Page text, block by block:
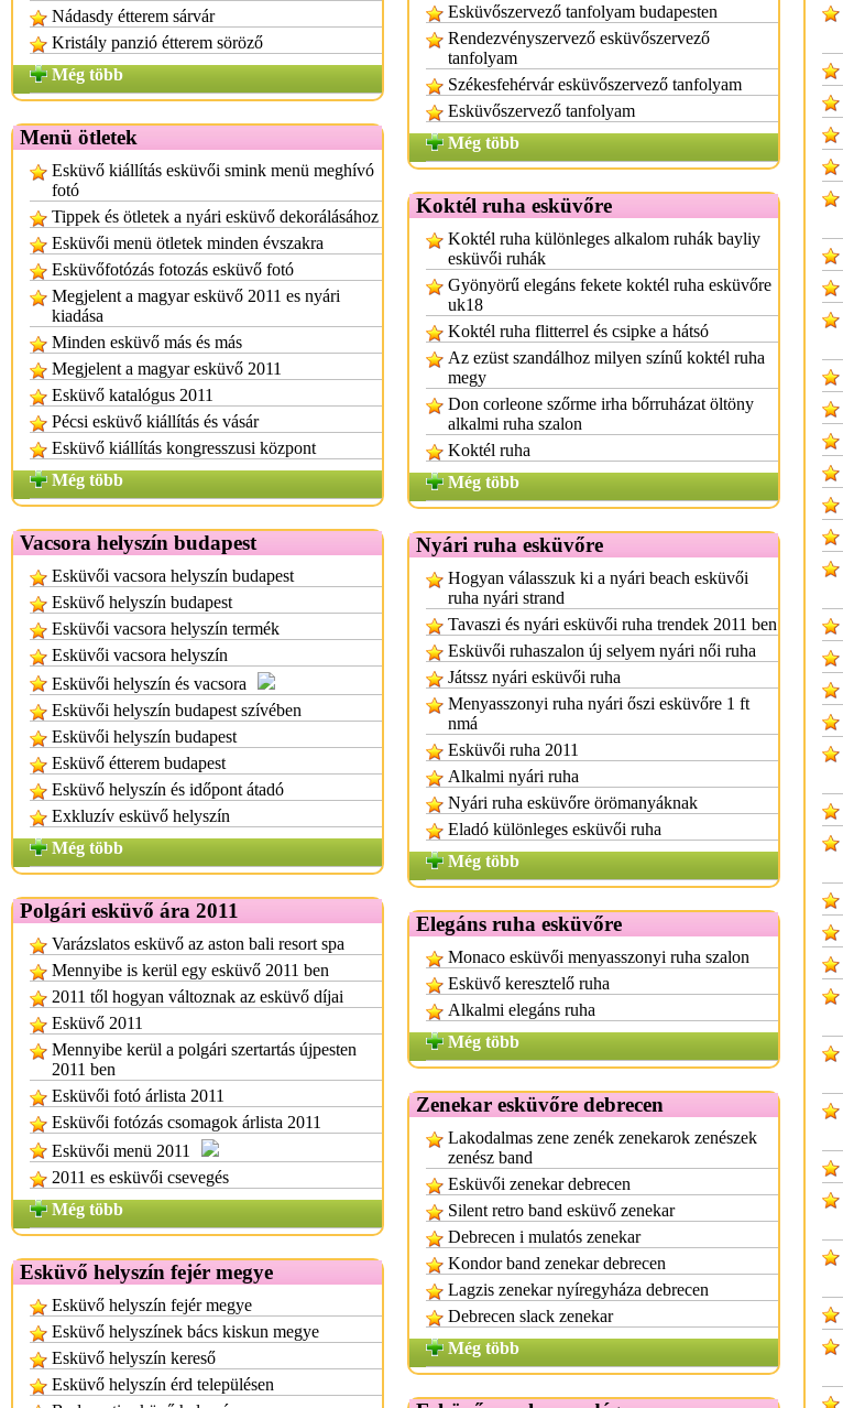
Nádasdy étterem sárvár
Kristály panzió étterem söröző
Még több
Menü ötletek
Esküvő kiállítás esküvői smink menü meghívó
fotó
Tippek és ötletek a nyári esküvő dekorálásához
Esküvői menü ötletek minden évszakra
Esküvőfotózás fotozás esküvő fotó
Megjelent a magyar esküvő 2011 es nyári
kiadása
Minden esküvő más és más
Megjelent a magyar esküvő 2011
Esküvő katalógus 2011
Pécsi esküvő kiállítás és vásár
Esküvő kiállítás kongresszusi központ
Még több
Vacsora helyszín budapest
Esküvői vacsora helyszín budapest
Esküvő helyszín budapest
Esküvői vacsora helyszín termék
Esküvői vacsora helyszín
Esküvői helyszín és vacsora
Esküvői helyszín budapest szívében
Esküvői helyszín budapest
Esküvő étterem budapest
Esküvő helyszín és időpont átadó
Exkluzív esküvő helyszín
Még több
Polgári esküvő ára 2011
Varázslatos esküvő az aston bali resort spa
Mennyibe is kerül egy esküvő 2011 ben
2011 től hogyan változnak az esküvő díjai
Esküvő 2011
Mennyibe kerül a polgári szertartás újpesten
2011 ben
Esküvői fotó árlista 2011
Esküvői fotózás csomagok árlista 2011
Esküvői menü 2011
2011 es esküvői csevegés
Még több
Esküvő helyszín fejér megye
Esküvő helyszín fejér megye
Esküvő helyszínek bács kiskun megye
Esküvő helyszín kereső
Esküvő helyszín érd településen
Esküvőszervező tanfolyam budapesten
Rendezvényszervező esküvőszervező
tanfolyam
Székesfehérvár esküvőszervező tanfolyam
Esküvőszervező tanfolyam
Még több
Koktél ruha esküvőre
Koktél ruha különleges alkalom ruhák bayliy
esküvői ruhák
Gyönyörű elegáns fekete koktél ruha esküvőre
uk18
Koktél ruha flitterrel és csipke a hátsó
Az ezüst szandálhoz milyen színű koktél ruha
megy
Don corleone szőrme irha bőrruházat öltöny
alkalmi ruha szalon
Koktél ruha
Még több
Nyári ruha esküvőre
Hogyan válasszuk ki a nyári beach esküvői
ruha nyári strand
Tavaszi és nyári esküvői ruha trendek 2011 ben
Esküvői ruhaszalon új selyem nyári női ruha
Játssz nyári esküvői ruha
Menyasszonyi ruha nyári őszi esküvőre 1 ft
nmá
Esküvői ruha 2011
Alkalmi nyári ruha
Nyári ruha esküvőre örömanyáknak
Eladó különleges esküvői ruha
Még több
Elegáns ruha esküvőre
Monaco esküvői menyasszonyi ruha szalon
Esküvő keresztelő ruha
Alkalmi elegáns ruha
Még több
Zenekar esküvőre debrecen
Lakodalmas zene zenék zenekarok zenészek
zenész band
Esküvői zenekar debrecen
Silent retro band esküvő zenekar
Debrecen i mulatós zenekar
Kondor band zenekar debrecen
Lagzis zenekar nyíregyháza debrecen
Debrecen slack zenekar
Még több